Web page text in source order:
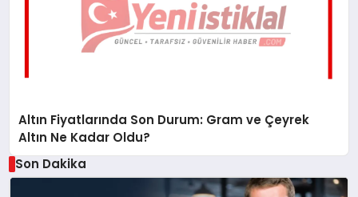
Altın Fiyatlarında Son Durum: Gram ve Çeyrek
Altın Ne Kadar Oldu?
Son Dakika